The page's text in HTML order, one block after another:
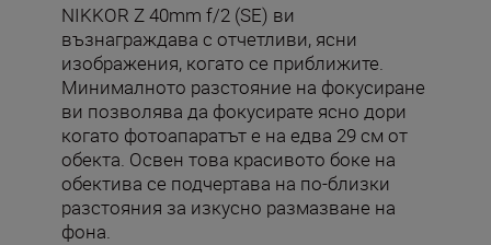
NIKKOR Z 40mm f/2 (SE) ви
възнаграждава с отчетливи, ясни
изображения, когато се приближите.
Минималното разстояние на фокусиране
ви позволява да фокусирате ясно дори
когато фотоапаратът е на едва 29 см от
обекта. Освен това красивото боке на
обектива се подчертава на по-близки
разстояния за изкусно размазване на
фона.